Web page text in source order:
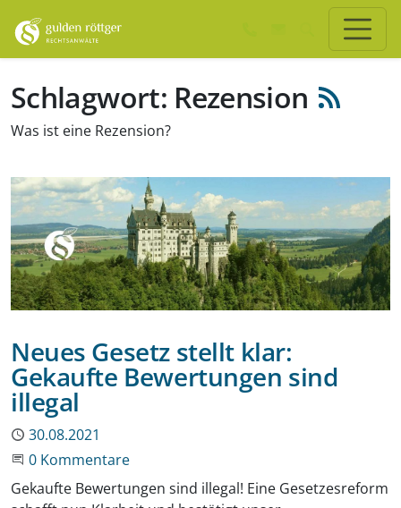
Schlagwort: Rezension
Was ist eine Rezension?
Neues Gesetz stellt klar:
Gekaufte Bewertungen sind
illegal
Publiziert
30.08.2021
Beginne eine Unterhaltung
0 Kommentare
Gekaufte Bewertungen sind illegal! Eine Gesetzesreform